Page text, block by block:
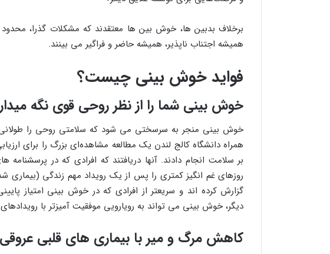
برخلاف بدبین ها، خوش بین ها معتقدند که مشکلات گذرا،
همیشه اجتناب ناپذیر، همیشه حاضر و فراگیر می بینند.
فواید خوش بینی چیست؟
خوش بینی شما را از نظر روحی قوی نگه
خوش بینی منجر به سرسختی می شود که سلامتی روحی را
همراه دانشگاه کالج لندن یک مطالعه مشاهده‌ای بزرگ را برای
بر سلامت انجام دادند. آنها دریافتند که افرادی که در
روزهای غم انگیز کمتری را پس از یک رویداد مهم زندگی (بیماری
گزارش کرده اند و سریعتر از افرادی که در خوش بینی امتیاز
دیگر، خوش بینی می تواند به رویارویی موفقیت آمیزتر با
کاهش مرگ و میر با بیماری های قلبی عروقی